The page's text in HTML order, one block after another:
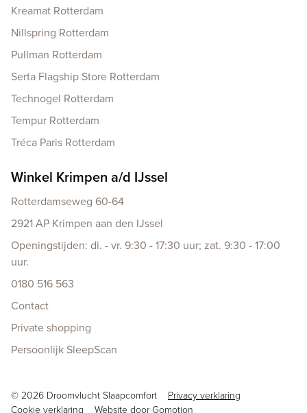
Kreamat Rotterdam
Nillspring Rotterdam
Pullman Rotterdam
Serta Flagship Store Rotterdam
Technogel Rotterdam
Tempur Rotterdam
Tréca Paris Rotterdam
Winkel Krimpen a/d IJssel
Rotterdamseweg 60-64
2921 AP Krimpen aan den IJssel
Openingstijden: di. - vr. 9:30 - 17:30 uur; zat. 9:30 - 17:00
uur.
0180 516 563
Contact
Private shopping
Persoonlijk SleepScan
Copyright navigation
© 2026 Droomvlucht Slaapcomfort
Privacy verklaring
Cookie verklaring
Website doorGomotion